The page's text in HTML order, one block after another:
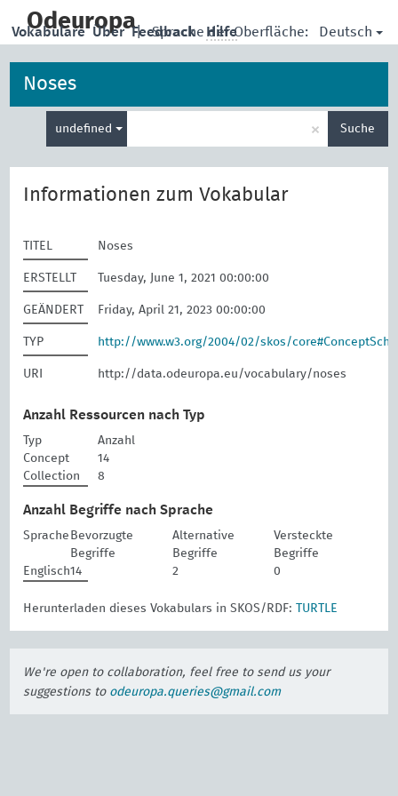
main
Odeuropa| Sprache der Oberfläche: Deutsch
Vokabulare Über Feedback Hilfe
Noses
undefined × Suche
Informationen zum Vokabular
TITEL Noses
ERSTELLT Tuesday, June 1, 2021 00:00:00
GEÄNDERT Friday, April 21, 2023 00:00:00
TYP http://www.w3.org/2004/02/skos/
URI http://data.odeuropa.eu/vocabulary/noses
Anzahl Ressourcen nach Typ
Typ
Anzahl
Concept
14
Collection
8
Anzahl Begriffe nach Sprache
Sprache Bevorzugte
Begriffe
Alternative
Begriffe
Versteckte
Begriffe
Englisch14 2 0
Herunterladen dieses Vokabulars in SKOS/RDF: TURTLE
We're open to collaboration, feel free to send us your
suggestions to odeuropa.queries@gmail.com